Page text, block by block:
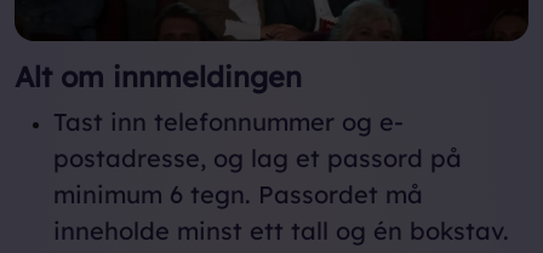
Alt om innmeldingen
Tast inn telefonnummer og e-
postadresse, og lag et passord på
minimum 6 tegn. Passordet må
inneholde minst ett tall og én bokstav.